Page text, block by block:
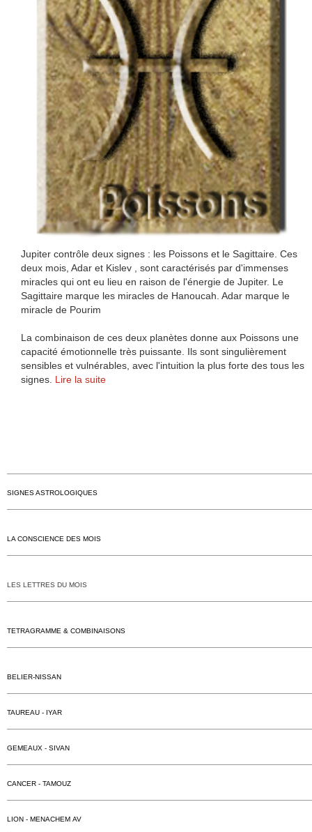
Jupiter contrôle deux signes : les Poissons et le Sagittaire. Ces
deux mois, Adar et Kislev , sont caractérisés par d'immenses
miracles qui ont eu lieu en raison de l'énergie de Jupiter. Le
Sagittaire marque les miracles de Hanoucah. Adar marque le
miracle de Pourim
La combinaison de ces deux planètes donne aux Poissons une
capacité émotionnelle très puissante. Ils sont singulièrement
sensibles et vulnérables, avec l'intuition la plus forte des tous les
signes. Lire la suite
SIGNES ASTROLOGIQUES
LA CONSCIENCE DES MOIS
LES LETTRES DU MOIS
TETRAGRAMME & COMBINAISONS
BELIER-NISSAN
TAUREAU - IYAR
GEMEAUX - SIVAN
CANCER - TAMOUZ
LION - MENACHEM AV